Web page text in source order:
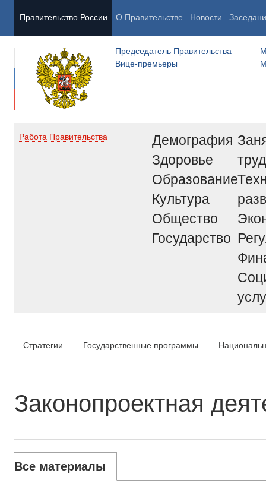
Правительство России О Правительстве Новости
Председатель Правительства
Вице-премьеры
Работа Правительства
Демография
Здоровье
Образование
Культура
Общество
Государство
труд
Стратегии Государственные программы
Законопроектная
Все материалы